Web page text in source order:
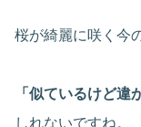
桜が綺麗に咲く今
「似ているけど違
しれないですね。